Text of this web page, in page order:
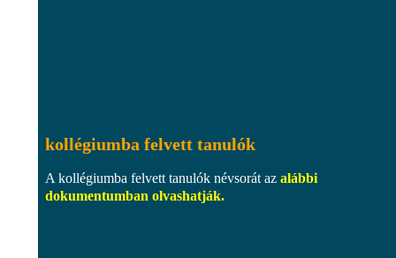
kollégiumba felvett tanulók
A kollégiumba felvett tanulók névsorát az alábbi
dokumentumban olvashatják.